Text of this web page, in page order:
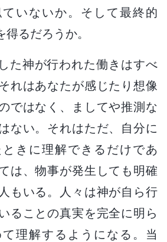
いないか。そして最終的
るだろうか。
た神が行われた働きはすべ
れはあなたが感じたり想像
ではなく、ましてや推測な
ない。それはただ、自分に
きに理解できるだけであ
は、物事が発生しても明確
もいる。人々は神が自ら行
ることの真実を完全に明ら
理解するようになる。当